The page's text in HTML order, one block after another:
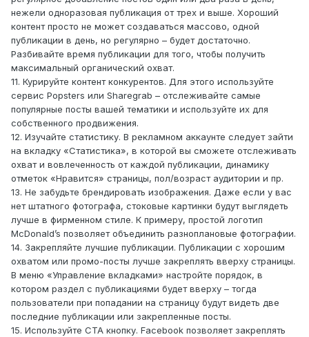
нежели одноразовая публикация от трех и выше. Хороший
контент просто не может создаваться массово, одной
публикации в день, но регулярно – будет достаточно.
Разбивайте время публикации для того, чтобы получить
максимальный органический охват.
11. Курируйте контент конкурентов. Для этого используйте
сервис Popsters или Sharegrab – отслеживайте самые
популярные посты вашей тематики и используйте их для
собственного продвижения.
12. Изучайте статистику. В рекламном аккаунте следует зайти
на вкладку «Статистика», в которой вы сможете отслеживать
охват и вовлеченность от каждой публикации, динамику
отметок «Нравится» страницы, пол/возраст аудитории и пр.
13. Не забудьте брендировать изображения. Даже если у вас
нет штатного фотографа, стоковые картинки будут выглядеть
лучше в фирменном стиле. К примеру, простой логотип
McDonald’s позволяет объединить разноплановые фотографии.
14. Закрепляйте лучшие публикации. Публикации с хорошим
охватом или промо-посты лучше закреплять вверху страницы.
В меню «Управление вкладками» настройте порядок, в
котором раздел с публикациями будет вверху – тогда
пользователи при попадании на страницу будут видеть две
последние публикации или закрепленные посты.
15. Используйте CTA кнопку. Facebook позволяет закреплять